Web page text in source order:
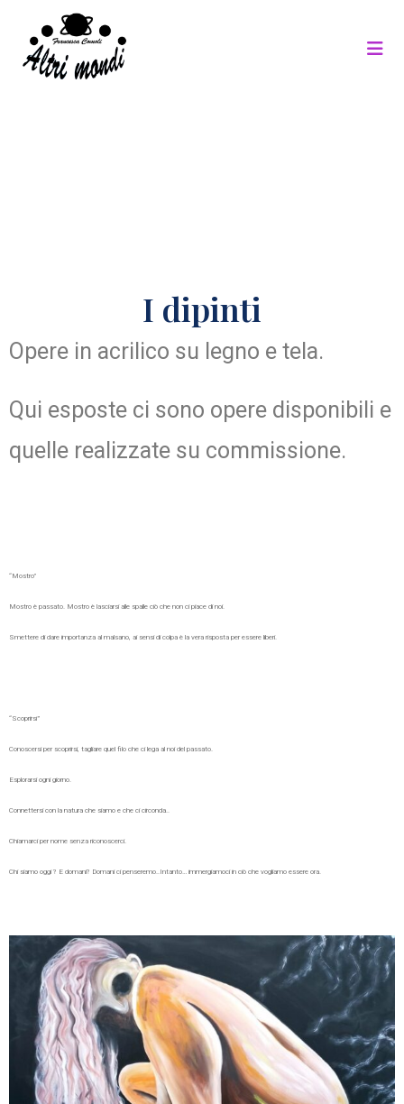
I dipinti
Opere in acrilico su legno e tela.
Qui esposte ci sono opere disponibili e
quelle realizzate su commissione.
“Mostro”
Mostro è passato. Mostro è lasciarsi alle spalle ciò che non ci piace di noi.
Smettere di dare importanza al malsano, ai sensi di colpa è la vera risposta per essere liberi.
“Scoprirsi”
Conoscersi per scoprirsi, tagliare quel filo che ci lega al noi del passato.
Esplorarsi ogni giorno.
Connettersi con la natura che siamo e che ci circonda..
Chiamarci per nome senza riconoscerci.
Chi siamo oggi ? E domani? Domani ci penseremo..Intanto… immergiamoci in ciò che vogliamo essere ora.